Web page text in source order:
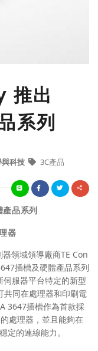
出
系列
科技 3C產品
產品系列
器
領域領導廠商TE Con
插槽及硬體產品系列
服器平台特定的新型
共同在處理器和印刷電
3647插槽作為首款採
處理器，並且能夠在
定的連線能力。